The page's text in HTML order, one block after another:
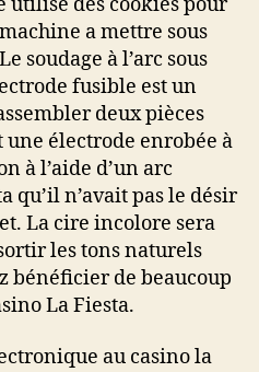
a mettre sous
soudage à l’arc sous
fusible est un
deux pièces
électrode enrobée à
à l’aide d’un arc
qu’il n’avait pas le désir
La cire incolore sera
les tons naturels
bénéficier de beaucoup
La Fiesta.
au casino la